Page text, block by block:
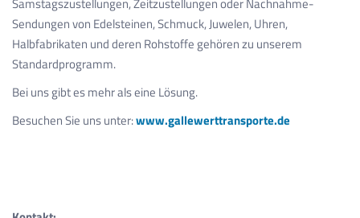
Sendungen von Edelsteinen, Schmuck, Juwelen, Uhren,
Halbfabrikaten und deren Rohstoffe gehören zu unserem
Standardprogramm.
Bei uns gibt es mehr als eine Lösung.
Besuchen Sie uns unter:www.gallewerttransporte.de